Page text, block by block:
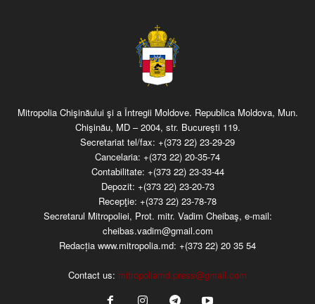
Mitropolia Chişinăului şi a Întregii Moldove. Republica Moldova, Mun.
Chişinău, MD – 2004, str. Bucureşti 119.
Secretariat tel/fax: +(373 22) 23-29-29
Cancelaria: +(373 22) 20-35-74
Contabilitate: +(373 22) 23-33-44
Depozit: +(373 22) 23-20-73
Recepţie: +(373 22) 23-78-78
Secretarul Mitropoliei, Prot. mitr. Vadim Cheibaş, e-mail:
cheibas.vadim@gmail.com
Redacția www.mitropolia.md: +(373 22) 20 35 54
Contact us: mitropoliamd.press@gmail.com